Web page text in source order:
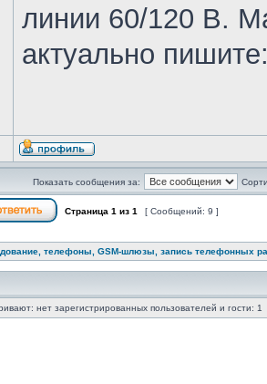
линии 60/120 В.
актуально
Показать сообщения за:
Страница 1 из 1 [ Сообщений: 9 ]
телефоны, GSM-шлюзы, запись телефонных
нет зарегистрированных пользователей и гости: 1